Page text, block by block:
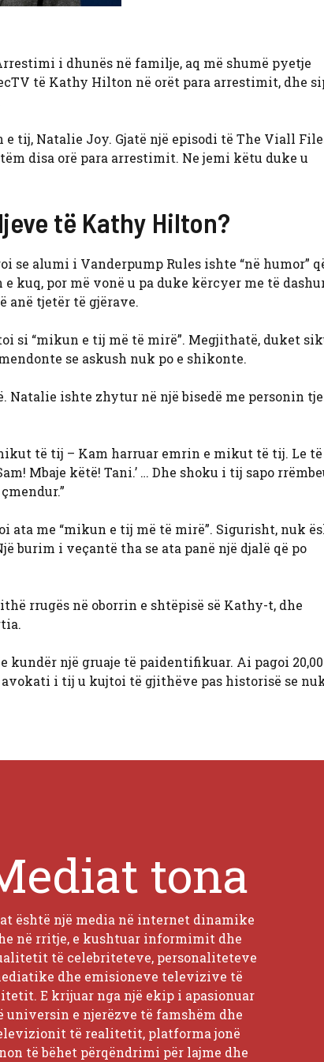
i dhunës në familje, aq më shumë pyetje
të Kathy Hilton në orët para arrestimit, dhe
tij, Natalie Joy. Gjatë një episodi të The Viall
disa orë para arrestimit. Ne jemi këtu duke u
të Kathy Hilton?
alumi i Vanderpump Rules ishte “në humor”
kuq, por më vonë u pa duke kërcyer me të
anë tjetër të gjërave.
si “mikun e tij më të mirë”. Megjithatë, duket
se askush nuk po e shikonte.
Natalie ishte zhytur në një bisedë me personin
të tij – Kam harruar emrin e mikut të tij. Le të
Mbaje këtë! Tani.’ … Dhe shoku i tij sapo
ata me “mikun e tij më të mirë”. Sigurisht, nuk
burim i veçantë tha se ata panë një djalë që po
rrugës në oborrin e shtëpisë së Kathy-t, dhe
kundër një gruaje të paidentifikuar. Ai pagoi
i tij u kujtoi të gjithëve pas historisë se
tona
është një media në internet dinamike
në rritje, e kushtuar informimit dhe
të celebriteteve, personaliteteve
dhe emisioneve televizive të
E krijuar nga një ekip i apasionuar
universin e njerëzve të famshëm dhe
të realitetit, platforma jonë
të bëhet përqëndrimi për lajme dhe